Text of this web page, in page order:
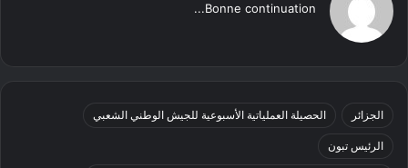
Bonne continuation...
الجزائر الحصيلة العملياتية الأسبوعية للجيش الوطني الشعبي
الرئيس تبون